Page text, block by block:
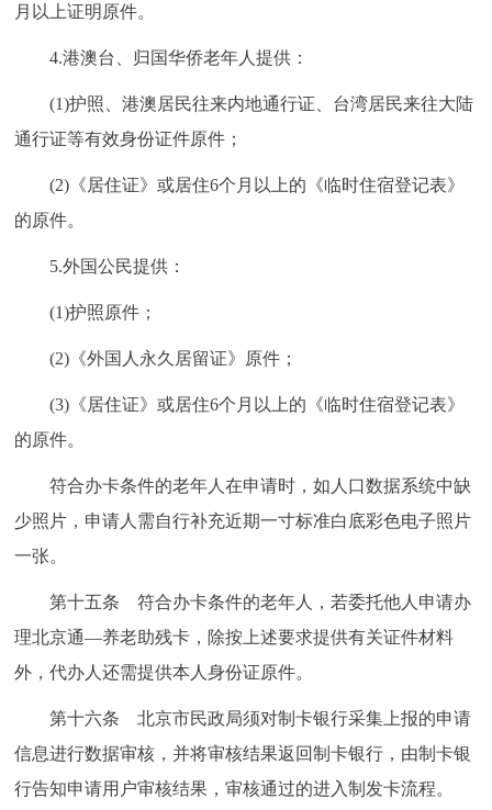
月以上证明原件。
4.港澳台、归国华侨老年人提供：
(1)护照、港澳居民往来内地通行证、台湾居民来往大陆
通行证等有效身份证件原件；
(2)《居住证》或居住6个月以上的《临时住宿登记表》
的原件。
5.外国公民提供：
(1)护照原件；
(2)《外国人永久居留证》原件；
(3)《居住证》或居住6个月以上的《临时住宿登记表》
的原件。
符合办卡条件的老年人在申请时，如人口数据系统中缺
少照片，申请人需自行补充近期一寸标准白底彩色电子照片
一张。
第十五条 符合办卡条件的老年人，若委托他人申请办
理北京通—养老助残卡，除按上述要求提供有关证件材料
外，代办人还需提供本人身份证原件。
第十六条 北京市民政局须对制卡银行采集上报的申请
信息进行数据审核，并将审核结果返回制卡银行，由制卡银
行告知申请用户审核结果，审核通过的进入制发卡流程。